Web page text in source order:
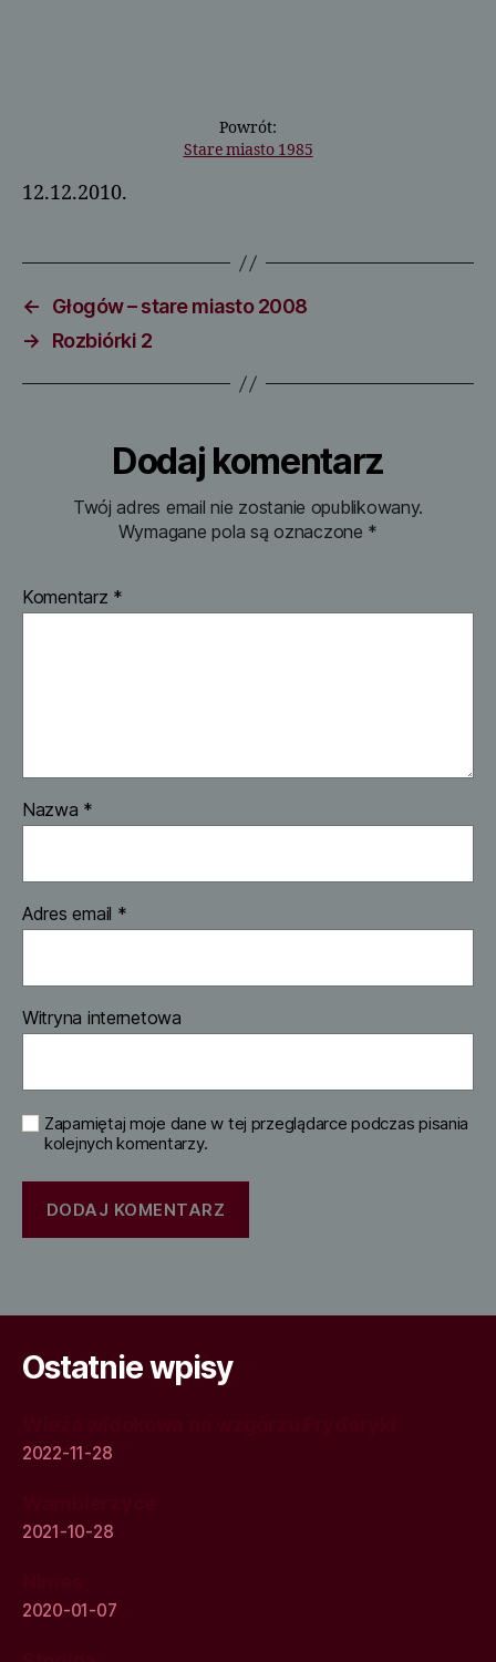
Powrót:
Stare miasto 1985
12.12.2010.
←
Głogów – stare miasto 2008
→
Rozbiórki 2
Dodaj komentarz
Twój adres email nie zostanie opublikowany.
Wymagane pola są oznaczone *
Komentarz *
Nazwa *
Adres email *
Witryna internetowa
Zapamiętaj moje dane w tej przeglądarce podczas pisania
kolejnych komentarzy.
Ostatnie wpisy
2022-11-28
2021-10-28
2020-01-07